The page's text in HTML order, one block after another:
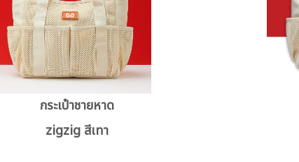
กระเป๋าชายหาด
zigzig สีเทา